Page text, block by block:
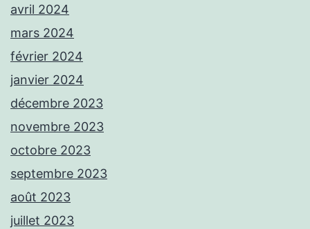
avril 2024
mars 2024
février 2024
janvier 2024
décembre 2023
novembre 2023
octobre 2023
septembre 2023
août 2023
juillet 2023